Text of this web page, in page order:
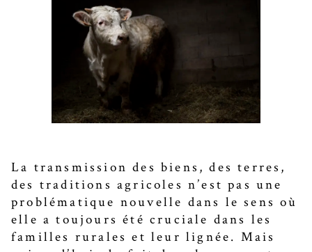
La transmission des biens, des terres,
des traditions agricoles n’est pas une
problématique nouvelle dans le sens où
elle a toujours été cruciale dans les
familles rurales et leur lignée. Mais